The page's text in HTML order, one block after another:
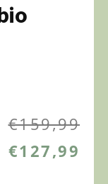
€159,99
€127,99